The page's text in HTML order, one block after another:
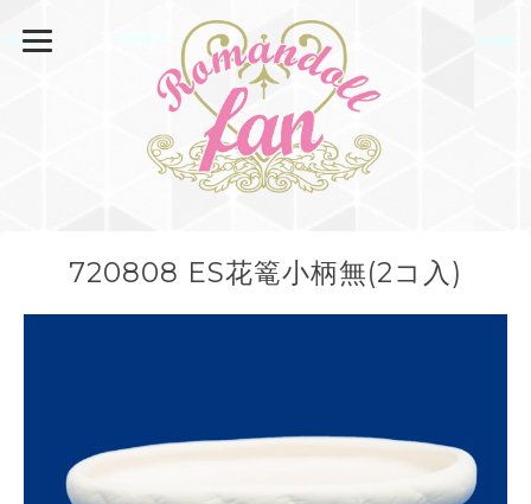
720808 ES花篭小柄無(2コ入)